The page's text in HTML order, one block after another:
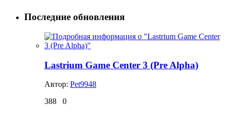
Последние обновления
Lastrium Game Center 3 (Pre Alpha)
Автор: Pet9948
388
0